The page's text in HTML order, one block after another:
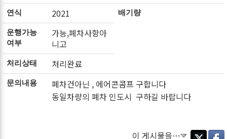
연식 2021 배기량
운행가능
여부
가능,폐차사항아
니고
처리상태 처리완료
문의내용
폐차건아닌 , 에어콘콤프 구합니다
동일차량의 폐차 인도시 구하길 바랍니다
이 게시물을…